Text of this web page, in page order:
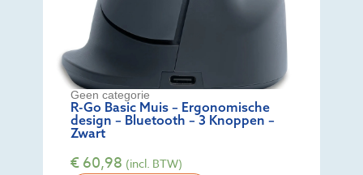
Geen categorie
R-Go Basic Muis – Ergonomische
design – Bluetooth – 3 Knoppen –
Zwart
€60,98 (incl. BTW)